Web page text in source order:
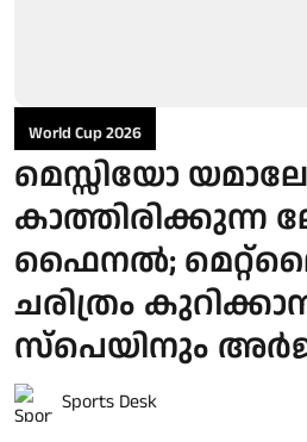
World Cup 2026
മെസ്സിയോ
കാത്തിരിക്കുന്ന
ഫൈനൽ;
ചരിത്രം
സ്പെയിനും
Sports Desk